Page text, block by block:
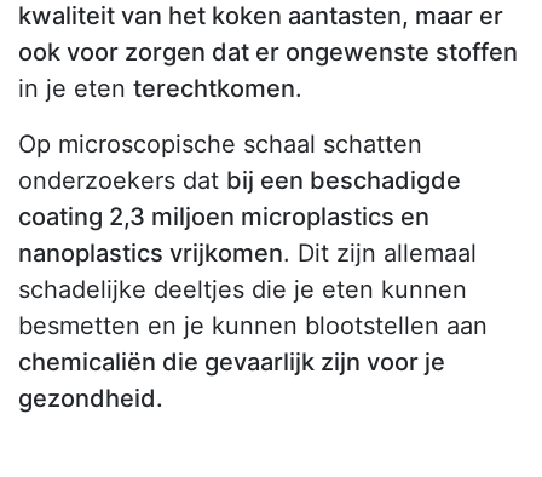
kwaliteit van het koken aantasten, maar er
ook voor zorgen dat er ongewenste stoffen
in je eten terechtkomen.
Op microscopische schaal schatten
onderzoekers dat bij een beschadigde
coating 2,3 miljoen microplastics en
nanoplastics vrijkomen. Dit zijn allemaal
schadelijke deeltjes die je eten kunnen
besmetten en je kunnen blootstellen aan
chemicaliën die gevaarlijk zijn voor je
gezondheid.